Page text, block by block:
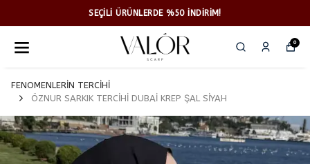
SEÇİLİ ÜRÜNLERDE %50 İNDİRİM!
0
FENOMENLERİN TERCİHİ
ÖZNUR SARKIK TERCİHİ DUBAİ KREP ŞAL SİYAH